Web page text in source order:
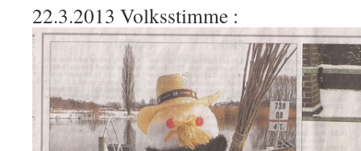
22.3.2013 Volksstimme :